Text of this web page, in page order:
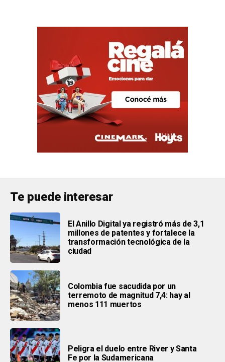
Te puede interesar
El Anillo Digital ya registró más de 3,1
millones de patentes y fortalece la
transformación tecnológica de la
ciudad
Colombia fue sacudida por un
terremoto de magnitud 7,4: hay al
menos 111 muertos
Peligra el duelo entre River y Santa
Fe por la Sudamericana